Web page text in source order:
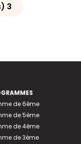
3
de 6ème
de 5ème
de 4ème
de 3ème